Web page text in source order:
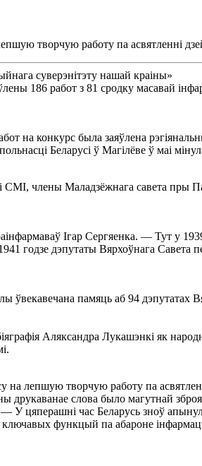
творчую работу па асвятленні
186 работ з 81 сродку масавай
на конкурс была заяўлена
Беларусі ў Магілёве ў маі
члены Маладзёжнага савета пры
Ігар Сергяенка. — Тут у
годзе дэпутаты Вярхоўнага Савета
памяць аб 94 дэпутатах
Аляксандра Лукашэнкі як
лепшую творчую работу па
слова было магутнай
цяперашні час Беларусь зноў
функцый па абароне